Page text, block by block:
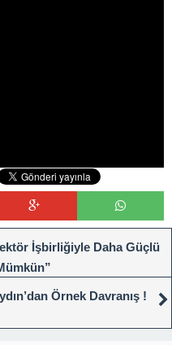
İşbirliğiyle Daha Güçlü
Örnek Davranış !